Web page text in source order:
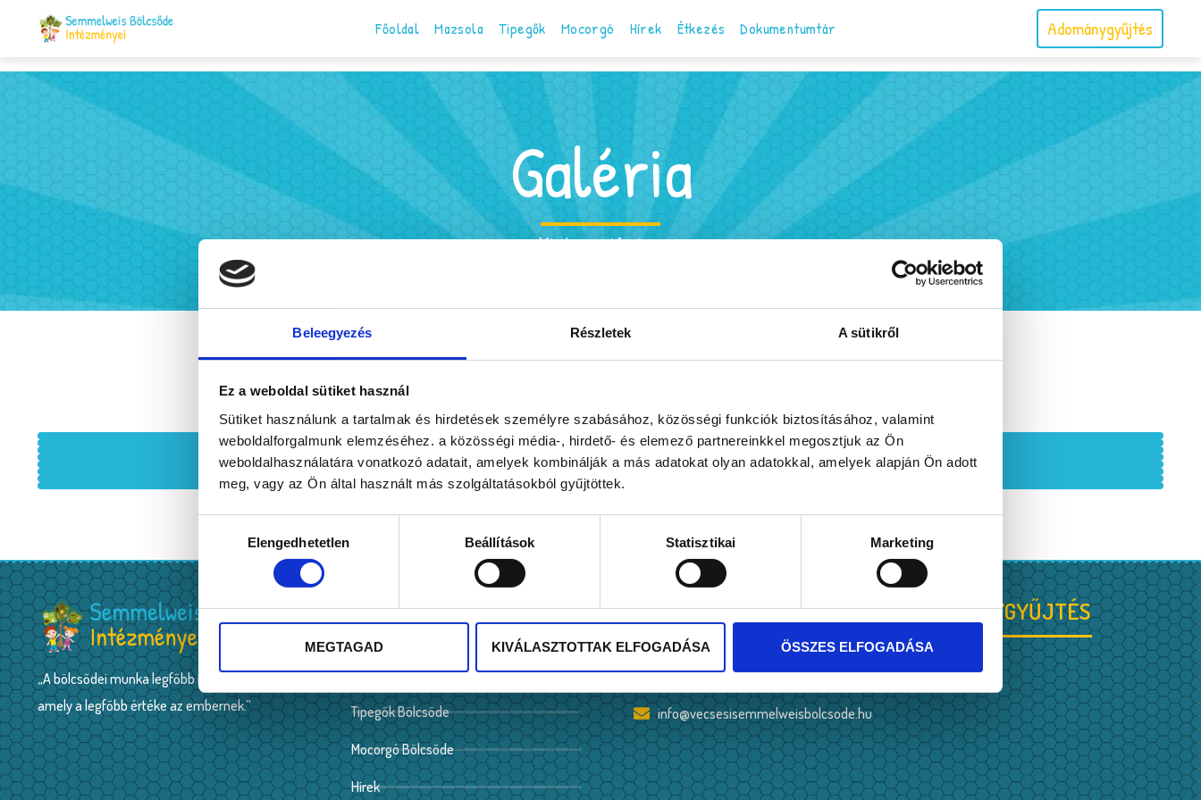
Beleegyezés Részletek A sütikről
Ez a weboldal sütiket használ
Sütiket használunk a tartalmak és hirdetések személyre szabásához, közösségi funkciók biztosításához, valamint
weboldalforgalmunk elemzéséhez. a közösségi média-, hirdető- és elemező partnereinkkel megosztjuk az Ön
weboldalhasználatára vonatkozó adatait, amelyek kombinálják a más adatokat olyan adatokkal, amelyek alapján Ön adott
meg, vagy az Ön által használt más szolgáltatásokból gyűjtöttek.
kiválasztásaElengedhetetlen Beállítások Statisztikai Marketing
MEGTAGAD KIVÁLASZTOTTAK ELFOGADÁSA ÖSSZES ELFOGADÁSA
Főoldal Mazsola Tipegők Mocorgó Hírek Étkezés Dokumentumtár Adománygyűjtés
Galéria
Minden, ami fontos
Mazsola Galéria Tipegők Galéria Mocorgó Galéria
Mocorgó Bölcsőde képekben
Mocorgó bölcsőde bejárat
Mocorgó bölcsőde
Mocorgó bölcsőde udvar
Mocorgó bölcsőde udvar
Mocorgó bölcsőde folyosó
Mocorgó bölcsőde átadó szoba
Mocorgó bölcsőde csoportszoba
„A bölcsődei munka legfőbb forrása a szeretet,
amely a legfőbb értéke az embernek.”
OLDALAK
Mazsola Bölcsőde
Tipegők Bölcsőde
Mocorgó Bölcsőde
Hírek
ELÉRHETŐSÉG
2220 Vecsés, Mária utca 1.
+36 (29) 350 139
info@vecsesisemmelweisbolcsode.hu
ADOMÁNYGYŰJTÉS